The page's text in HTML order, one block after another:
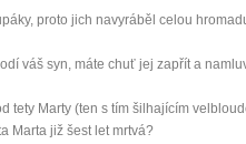
proto jich navyráběl celou
váš syn, máte chuť jej zapřít a
tety Marty (ten s tím šilhajícím
Marta již šest let mrtvá?